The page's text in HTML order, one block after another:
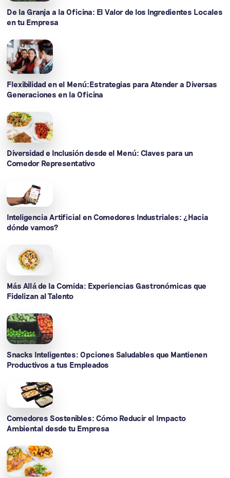
De la Granja a la Oficina: El Valor de los Ingredientes Locales
en tu Empresa
Flexibilidad en el Menú:Estrategias para Atender a Diversas
Generaciones en la Oficina
Diversidad e Inclusión desde el Menú: Claves para un
Comedor Representativo
Inteligencia Artificial en Comedores Industriales: ¿Hacia
dónde vamos?
Más Allá de la Comida: Experiencias Gastronómicas que
Fidelizan al Talento
Snacks Inteligentes: Opciones Saludables que Mantienen
Productivos a tus Empleados
Comedores Sostenibles: Cómo Reducir el Impacto
Ambiental desde tu Empresa